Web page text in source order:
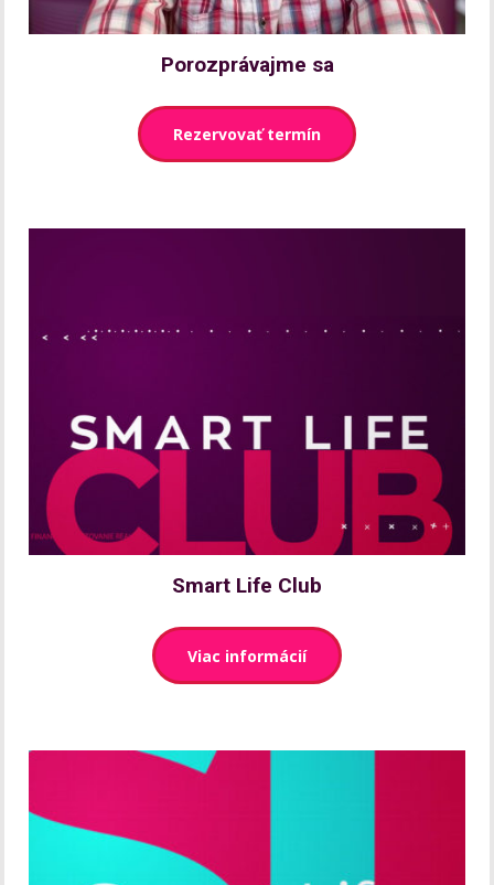
Porozprávajme sa
Rezervovať termín
Smart Life Club
Viac informácií